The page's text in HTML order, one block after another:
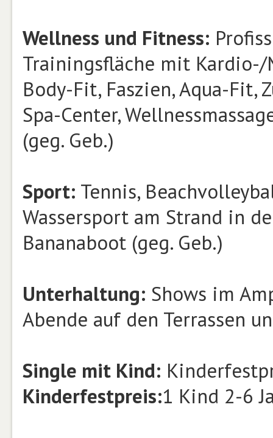
Wellness und Fitness:
Trainingsfläche mit Kardio-/
Body-Fit, Faszien, Aqua-Fit,
Spa-Center,
(geg. Geb.)
Sport: Tennis,
Wassersport am Strand in
Bananaboot (geg. Geb.)
Unterhaltung: Shows im
Abende auf den Terrassen
Single mit Kind:
Kinderfestpreis:1 Kind 2-6